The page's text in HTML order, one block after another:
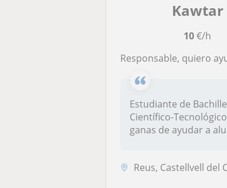
Kawtar
10€/h
Responsable, quiero ayudar a niños con Matemáticas,
Estudiante de
Científico-
ganas de ayudar a
Reus, Castellvell del